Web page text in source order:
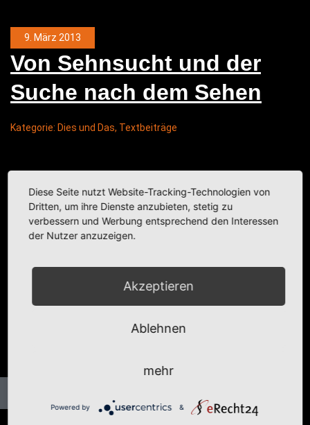
9. März 2013
Von Sehn­sucht und der
Suche nach dem Sehen
Kategorie: Dies und Das, Textbeiträge
Diese Seite nutzt Website-Tracking-Technologien von
Dritten, um ihre Dienste anzubieten, stetig zu
verbessern und Werbung entsprechend den Interessen
der Nutzer anzuzeigen.
Akzeptieren
Ablehnen
mehr
Powered by &